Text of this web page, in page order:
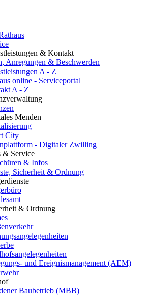
& Kontakt
Anregungen & Beschwerden
A - Z
online - Serviceportal
A - Z
Menden
City
- Digitaler Zwilling
& Service
& Infos
Sicherheit & Ordnung
& Ordnung
und Ereignismanagement (AEM)
Baubetrieb (MBB)